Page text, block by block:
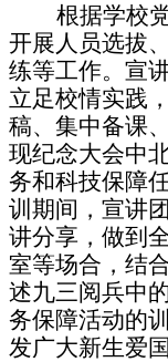
根据学校
开展人员选拔
练等工作。 宣
立足校情实践
稿、集中备课
现纪念大会中
务和科技保障
训期间 ，宣讲
讲分享，做到
室等场合 ， 结
述九三阅兵中
务保障活动的
发广大新生爱